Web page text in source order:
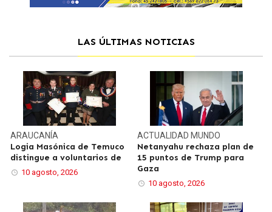
LAS ÚLTIMAS NOTICIAS
ARAUCANÍA
Logia Masónica de Temuco
distingue a voluntarios de
10 agosto, 2026
ACTUALIDAD MUNDO
Netanyahu rechaza plan de
15 puntos de Trump para
Gaza
10 agosto, 2026